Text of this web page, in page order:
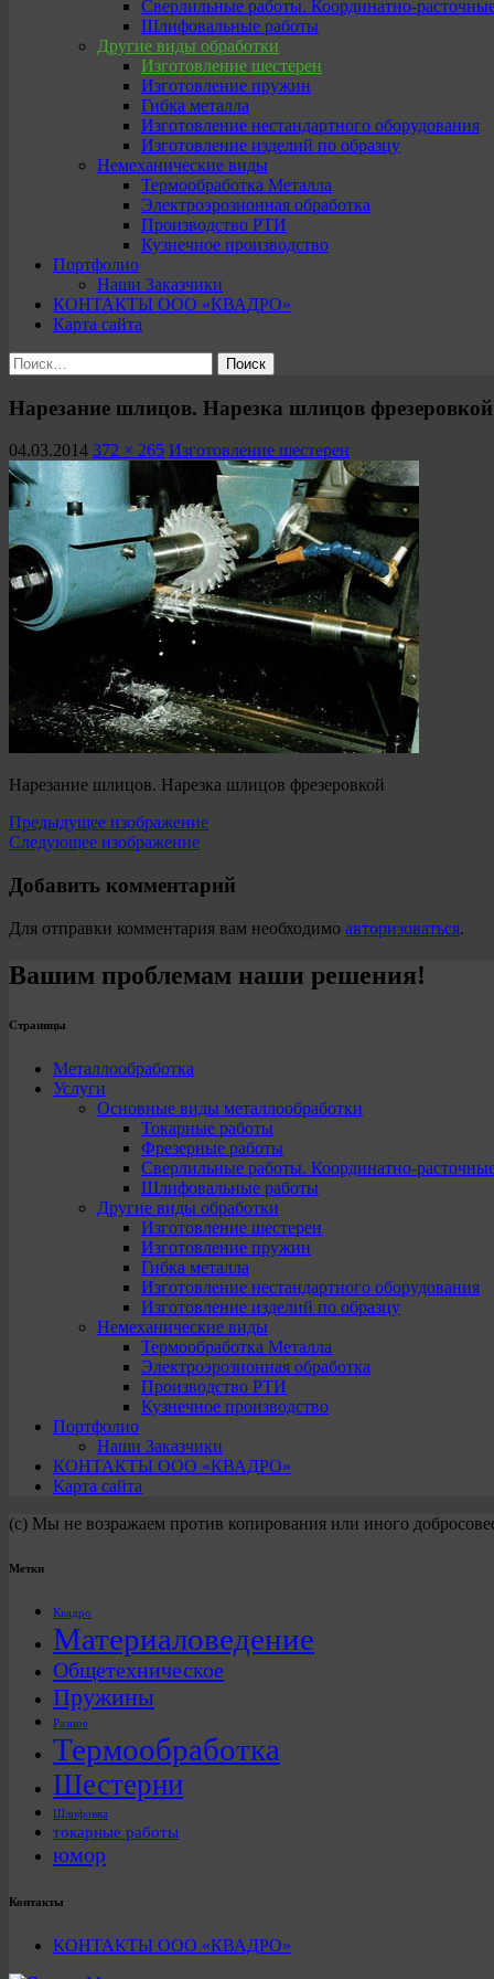
Сверлильные работы. Координатно-
Шлифовальные работы
Другие виды обработки
Изготовление шестерен
Изготовление пружин
Гибка металла
Изготовление нестандартного оборудования
Изготовление изделий по образцу
Немеханические виды
Термообработка Металла
Электроэрозионная обработка
Производство РТИ
Кузнечное производство
Портфолио
Наши Заказчики
КОНТАКТЫ ООО «КВАДРО»
Карта сайта
Найти:
Нарезание шлицов. Нарезка шлицов фрезеровкой
04.03.2014 372 × 265 Изготовление шестерен
Нарезание шлицов. Нарезка шлицов фрезеровкой
Предыдущее изображение
Следующее изображение
Добавить комментарий
Для отправки комментария вам необходимо авторизоваться.
Вашим проблемам наши решения!
Страницы
Металлообработка
Услуги
Основные виды металлообработки
Токарные работы
Фрезерные работы
Сверлильные работы. Координатно-
Шлифовальные работы
Другие виды обработки
Изготовление шестерен
Изготовление пружин
Гибка металла
Изготовление нестандартного оборудования
Изготовление изделий по образцу
Немеханические виды
Термообработка Металла
Электроэрозионная обработка
Производство РТИ
Кузнечное производство
Портфолио
Наши Заказчики
КОНТАКТЫ ООО «КВАДРО»
Карта сайта
(с) Мы не возражаем против копирования или иного
Метки
Квадро
Материаловедение
Общетехническое
Пружины
Разное
Термообработка
Шестерни
Шлифовка
токарные работы
юмор
Контакты
КОНТАКТЫ ООО «КВАДРО»